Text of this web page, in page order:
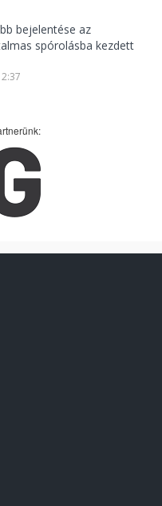
bejelentése az
spórolásba kezdett